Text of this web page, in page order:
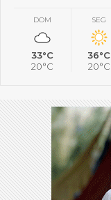
DOM
33°C
20°C
SEG
36°C
20°C